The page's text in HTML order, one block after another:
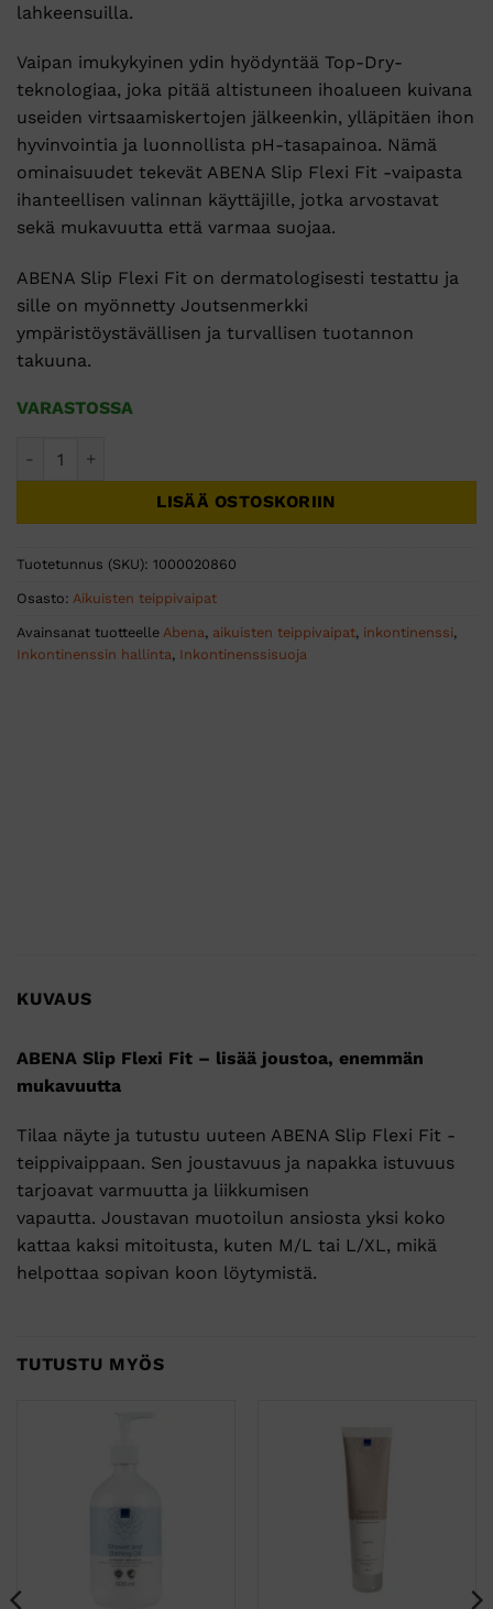
lahkeensuilla.
Vaipan imukykyinen ydin hyödyntää Top-Dry-
teknologiaa, joka pitää altistuneen ihoalueen kuivana
useiden virtsaamiskertojen jälkeenkin, ylläpitäen ihon
hyvinvointia ja luonnollista pH-tasapainoa. Nämä
ominaisuudet tekevät ABENA Slip Flexi Fit -vaipasta
ihanteellisen valinnan käyttäjille, jotka arvostavat
sekä mukavuutta että varmaa suojaa.
ABENA Slip Flexi Fit on dermatologisesti testattu ja
sille on myönnetty Joutsenmerkki
ympäristöystävällisen ja turvallisen tuotannon
takuuna.
VARASTOSSA
LISÄÄ OSTOSKORIIN
Tuotetunnus (SKU): 1000020860
Osasto: Aikuisten teippivaipat
Avainsanat tuotteelle Abena, aikuisten teippivaipat, inkontinenssi,
Inkontinenssin hallinta, Inkontinenssisuoja
KUVAUS
ABENA Slip Flexi Fit – lisää joustoa, enemmän
mukavuutta
Tilaa näyte ja tutustu uuteen ABENA Slip Flexi Fit -
teippivaippaan. Sen joustavuus ja napakka istuvuus
tarjoavat varmuutta ja liikkumisen
vapautta. Joustavan muotoilun ansiosta yksi koko
kattaa kaksi mitoitusta, kuten M/L tai L/XL, mikä
helpottaa sopivan koon löytymistä.
TUTUSTU MYÖS